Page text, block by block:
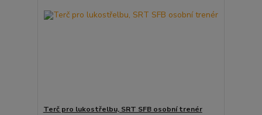
Terč pro lukostřelbu, SRT SFB osobní trenér